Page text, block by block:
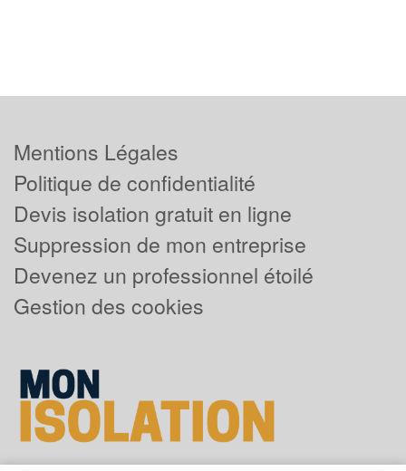
Mentions Légales
Politique de confidentialité
Devis isolation gratuit en ligne
Suppression de mon entreprise
Devenez un professionnel étoilé
Gestion des cookies